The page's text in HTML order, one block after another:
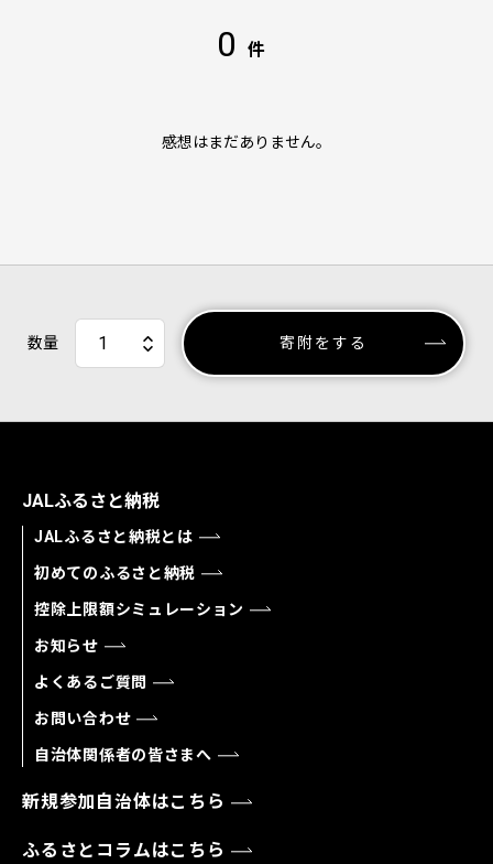
0 件
感想はまだありません。
数量 寄附をする
JALふるさと納税
JALふるさと納税とは
初めてのふるさと納税
控除上限額シミュレーション
お知らせ
よくあるご質問
お問い合わせ
自治体関係者の皆さまへ
新規参加自治体はこちら
ふるさとコラムはこちら